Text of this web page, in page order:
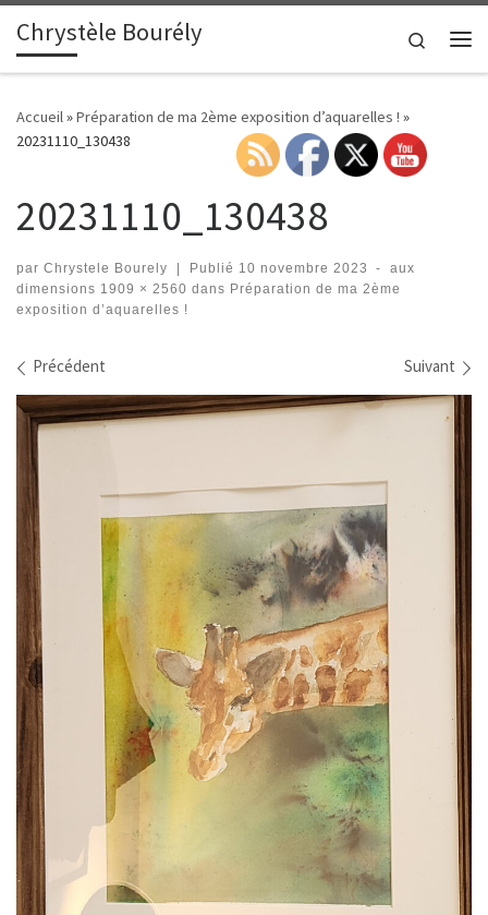
Passer au contenu
Chrystèle Bourély
Search
Accueil»Préparation de ma 2ème exposition d’aquarelles ! »
20231110_130438
20231110_130438
par Chrystele Bourely | Publié 10 novembre 2023 -
aux
dimensions 1909 × 2560 dans Préparation de ma 2ème
exposition d’aquarelles !
Navigation des images
Précédent Suivant